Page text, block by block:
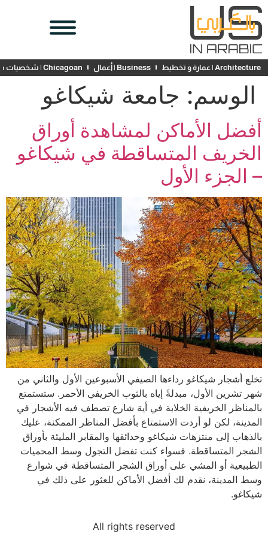
Architecture | عمارة و تخطيط Business | أعمال Chicagoan | شخصيات محلية
الوسم: جامعة شيكاغو
أفضل الأماكن لمشاهدة أوراق
الخريف المتساقطة في شيكاغو
– الجزء الأول
تخلع أشجار شيكاغو رداءها الصيفي الأسبوعين الأول والثاني من
شهر تشرين الأول، مبدلةً إياه بالثوب الخريفي الأحمر. ستستمتع
بالمناظر الخريفية الخلابة في أية شارع تصطف فيه الأشجار في
المدينة، لكن لو أردت الاستمتاع بأفضل المناظر الممكنة، عليك
بالذهاب إلى منتزهات شيكاغو وحدائقها والمقابر المليئة بأوراق
الشجر المتساقطة. فسواء كنت تفضل التجول وسط المحميات
الطبيعية أو المشي على أوراق الشجر المتساقطة في شوارع
وسط المدينة، نقدم لك أفضل الأماكن للعثور على ذلك في
شيكاغو.
All rights reserved